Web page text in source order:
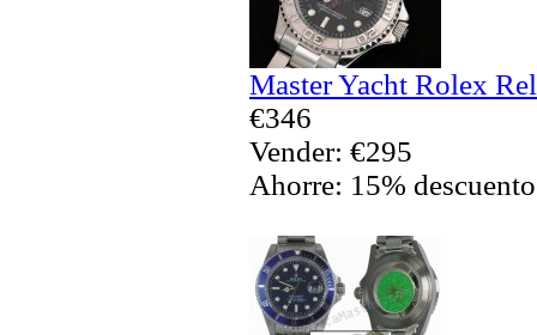
Master Yacht Rolex
€346
Vender: €295
Ahorre: 15% descuento